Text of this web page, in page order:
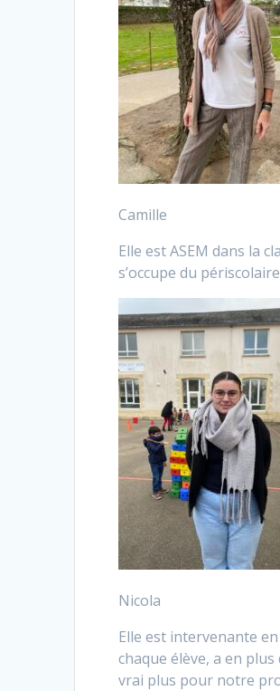
Camille
Elle est ASEM dans la
s’occupe du
Nicola
Elle est intervenante
chaque élève, a en
vrai plus pour notre